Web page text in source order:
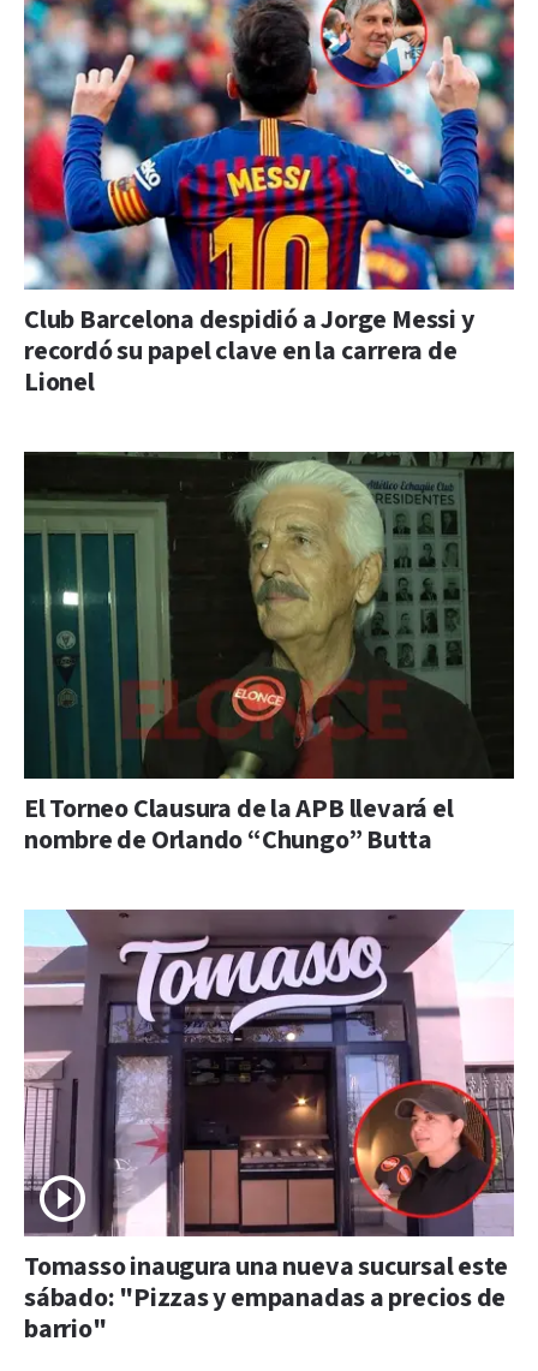
Club Barcelona despidió a Jorge Messi y
recordó su papel clave en la carrera de
Lionel
El Torneo Clausura de la APB llevará el
nombre de Orlando “Chungo” Butta
Tomasso inaugura una nueva sucursal este
sábado: "Pizzas y empanadas a precios de
barrio"